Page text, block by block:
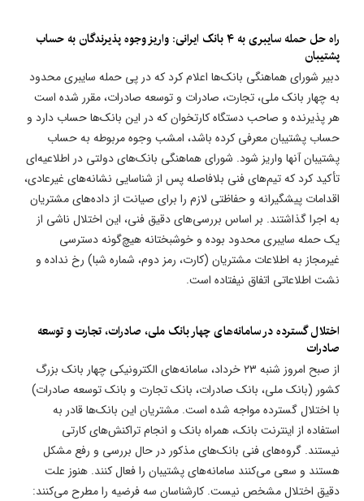
راه حل حمله سایبری به ۴ بانک ایرانی: واریز وجوه پذیرندگان به حساب
پشتیبان
دبیر شورای هماهنگی بانک‌ها اعلام کرد که در پی حمله سایبری محدود
به چهار بانک ملی، تجارت، صادرات و توسعه صادرات، مقرر شده است
هر پذیرنده و صاحب دستگاه کارتخوان که در این بانک‌ها حساب دارد و
حساب پشتیبان معرفی کرده باشد، امشب وجوه مربوطه به حساب
پشتیبان آنها واریز شود. شورای هماهنگی بانک‌های دولتی در اطلاعیه‌ای
تأکید کرد که تیم‌های فنی بلافاصله پس از شناسایی نشانه‌های غیرعادی،
اقدامات پیشگیرانه و حفاظتی لازم را برای صیانت از داده‌های مشتریان
به اجرا گذاشتند. بر اساس بررسی‌های دقیق فنی، این اختلال ناشی از
یک حمله سایبری محدود بوده و خوشبختانه هیچ‌گونه دسترسی
غیرمجاز به اطلاعات مشتریان (کارت، رمز دوم، شماره شبا) رخ نداده و
نشت اطلاعاتی اتفاق نیفتاده است.
اختلال گسترده در سامانه‌های چهار بانک ملی، صادرات، تجارت و توسعه
صادرات
از صبح امروز شنبه ۲۳ خرداد، سامانه‌های الکترونیکی چهار بانک بزرگ
کشور (بانک ملی، بانک صادرات، بانک تجارت و بانک توسعه صادرات)
با اختلال گسترده مواجه شده است. مشتریان این بانک‌ها قادر به
استفاده از اینترنت بانک، همراه بانک و انجام تراکنش‌های کارتی
نیستند. گروه‌های فنی بانک‌های مذکور در حال بررسی و رفع مشکل
هستند و سعی می‌کنند سامانه‌های پشتیبان را فعال کنند. هنوز علت
دقیق اختلال مشخص نیست. کارشناسان سه فرضیه را مطرح می‌کنند: